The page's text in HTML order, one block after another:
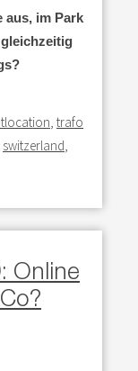
aus, im Park
, trafo
switzerland,
Online